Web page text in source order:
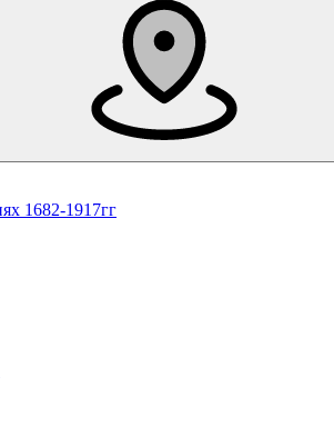
1682-1917гг